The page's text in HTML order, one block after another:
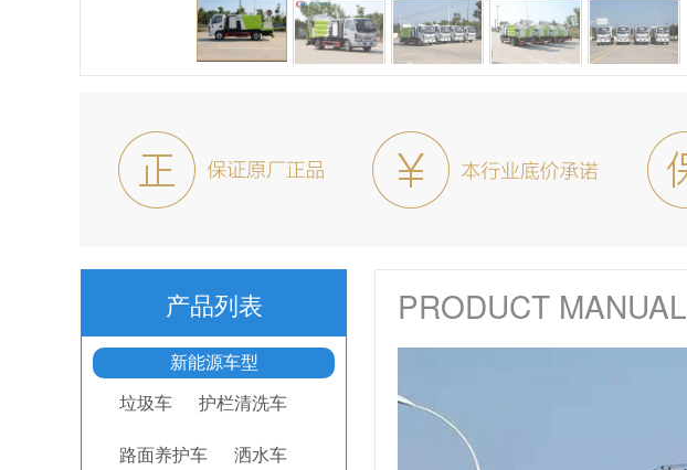
产品列表
新能源车型
垃圾车 护栏清洗车
路面养护车 洒水车
PRODUCT MANUAL